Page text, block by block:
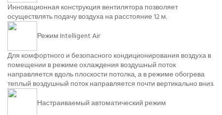
Инновационная конструкция вентилятора позволяет
осуществлять подачу воздуха на расстояние 12 м.
Режим Intelligent Air
Для комфортного и безопасного кондиционирования воздуха в
помещении в режиме охлаждения воздушный поток
направляется вдоль плоскости потолка, а в режиме обогрева
теплый воздушный поток направляется почти вертикально вниз.
Настраиваемый автоматический режим